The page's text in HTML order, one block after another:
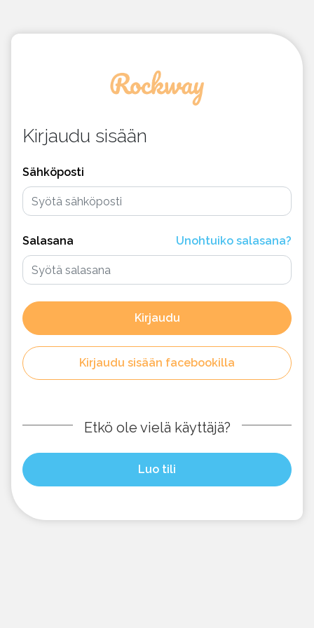
Kirjaudu sisään
Sähköposti
Salasana Unohtuiko salasana?
Kirjaudu
Kirjaudu sisään facebookilla
Etkö ole vielä käyttäjä?
Luo tili